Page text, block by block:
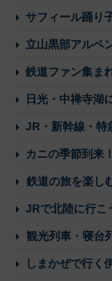
サフィール踊り
立山黒部アルペ
鉄道ファン集ま
日光・中禅寺湖
JR・新幹線・特
カニの季節到来
鉄道の旅を楽し
JRで北陸に行こ
観光列車・寝台
しまかぜで行く